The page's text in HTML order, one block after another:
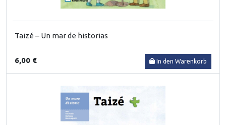
Taizé – Un mar de historias
6,00 € In den Warenkorb